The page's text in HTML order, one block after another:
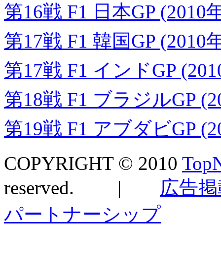
第16戦 F1 日本GP (2010
第17戦 F1 韓国GP (2010
第17戦 F1 インドGP
第18戦 F1 ブラジルGP
第19戦 F1 アブダビGP
COPYRIGHT © 2010
reserved. | 広告
パートナーシップ